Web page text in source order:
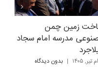
زمین چمن
مدرسه امام سجاد
| بدون ديدگاه